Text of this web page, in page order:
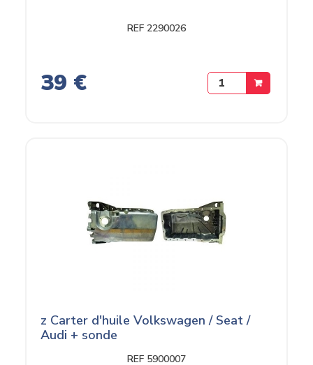
REF 2290026
39 €
z Carter d'huile Volkswagen / Seat /
Audi + sonde
REF 5900007